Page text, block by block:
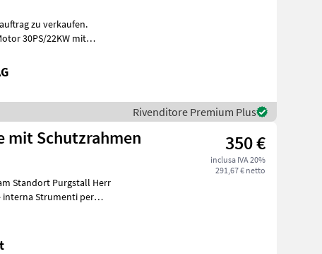
zu verkaufen.
30PS/22KW mit
Rivenditore Premium Plus
mit Schutzrahmen 350 €
inclusa IVA 20%
291,67 € netto
Standort Purgstall Herr